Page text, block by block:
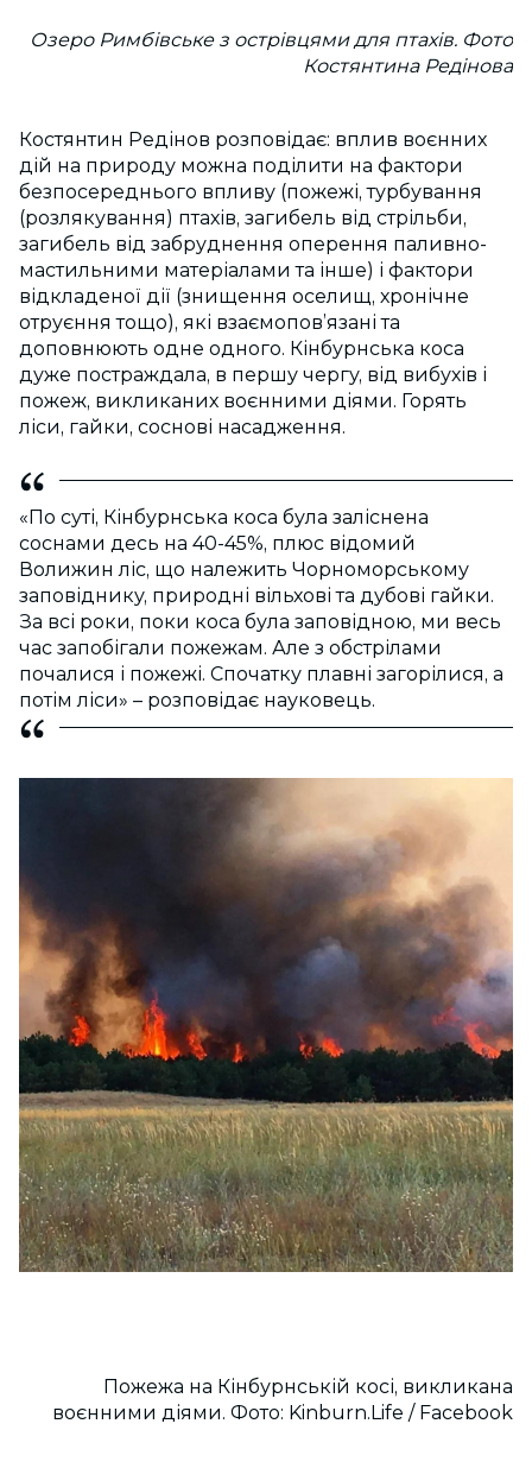
Озеро Римбівське з острівцями для птахів. Фото
Костянтина Редінова
Костянтин Редінов розповідає: вплив воєнних
дій на природу можна поділити на фактори
безпосереднього впливу (пожежі, турбування
(розлякування) птахів, загибель від стрільби,
загибель від забруднення оперення паливно-
мастильними матеріалами та інше) і фактори
відкладеної дії (знищення оселищ, хронічне
отруєння тощо), які взаємопов’язані та
доповнюють одне одного. Кінбурнська коса
дуже постраждала, в першу чергу, від вибухів і
пожеж, викликаних воєнними діями. Горять
ліси, гайки, соснові насадження.
«По суті, Кінбурнська коса була заліснена
соснами десь на 40-45%, плюс відомий
Волижин ліс, що належить Чорноморському
заповіднику, природні вільхові та дубові гайки.
За всі роки, поки коса була заповідною, ми весь
час запобігали пожежам. Але з обстрілами
почалися і пожежі. Спочатку плавні загорілися, а
потім ліси» – розповідає науковець.
Пожежа на Кінбурнській косі, викликана
воєнними діями. Фото: Kinburn.Life / Facebook